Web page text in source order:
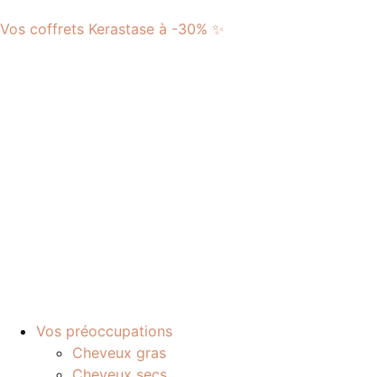
Vos coffrets Kerastase à -30% ✨
Vos préoccupations
Cheveux gras